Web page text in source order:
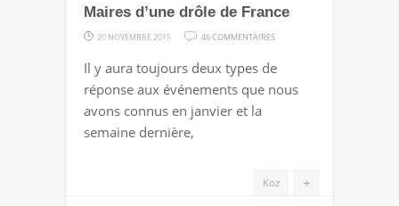
Maires d’une drôle de France
20 NOVEMBRE 2015 46 COMMENTAIRES
À
L’ASSOCIATION
DRÔLE
Il y aura toujours deux types de
réponse aux événements que nous
avons connus en janvier et la
semaine dernière,
+
Koz